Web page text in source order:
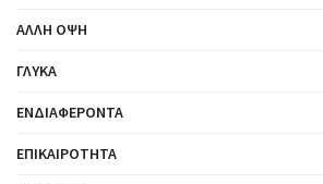
ΆΛΛΗ ΌΨΗ
ΓΛΥΚΆ
ΕΝΔΙΑΦΈΡΟΝΤΑ
ΕΠΙΚΑΙΡΌΤΗΤΑ